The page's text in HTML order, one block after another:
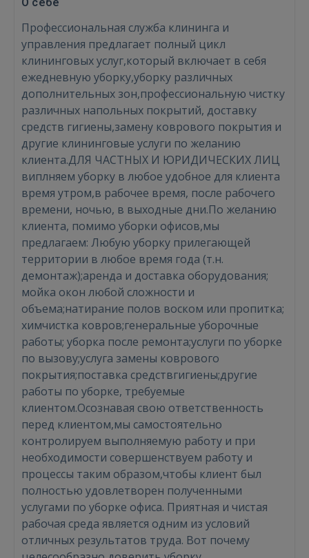
Профессиональная служба клининга и
управления предлагает полный цикл
клининговых услуг,который включает в себя
ежедневную уборку,уборку различных
дополнительных зон,профессиональную чистку
различных напольных покрытий, доставку
средств гигиены,замену коврового покрытия и
другие клининговые услуги по желанию
клиента.ДЛЯ ЧАСТНЫХ И ЮРИДИЧЕСКИХ ЛИЦ
виплняем уборку в любое удобное для клиента
время утром,в рабочее время, после рабочего
времени, ночью, в выходные дни.По желанию
клиента, помимо уборки офисов,мы
предлагаем: Любую уборку прилегающей
территории в любое время года (т.н.
демонтаж);аренда и доставка оборудования;
мойка окон любой сложности и
объема;натирание полов воском или пропитка;
химчистка ковров;генеральные уборочные
работы; уборка после ремонта;услуги по уборке
по вызову;услуга замены коврового
покрытия;поставка средствгигиены;другие
работы по уборке, требуемые
клиентом.Осознавая свою ответственность
перед клиентом,мы самостоятельно
контролируем выполняемую работу и при
необходимости совершенствуем работу и
процессы таким образом,чтобы клиент был
полностью удовлетворен полученными
услугами по уборке офиса. Приятная и чистая
рабочая среда является одним из условий
отличных результатов труда. Вот почему